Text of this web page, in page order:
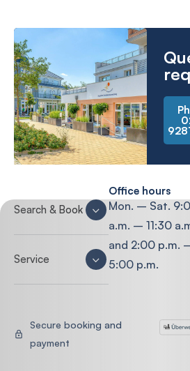
Search & Book
Service
Office hours
Mon. – Sat.
a.m. – 11:30
and 2:00 p.m.
5:00 p.m.
Secure booking and
payment